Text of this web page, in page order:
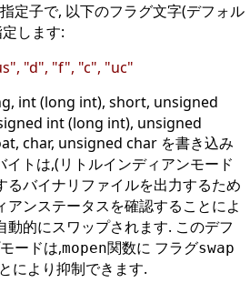
定子で, 以下のフラグ文字(デフォル
します:
"d", "f", "c", "uc"
int (long int), short, unsigned
int (long int), unsigned
char, unsigned char を書き込み
イトは,(リトルインディアンモード
るバイナリファイルを出力するため
アンステータスを確認することによ
動的にスワップされます. このデフ
ードは,mopen関数に フラグswap
により抑制できます.